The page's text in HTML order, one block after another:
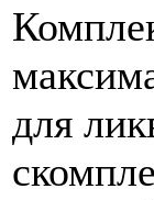
для